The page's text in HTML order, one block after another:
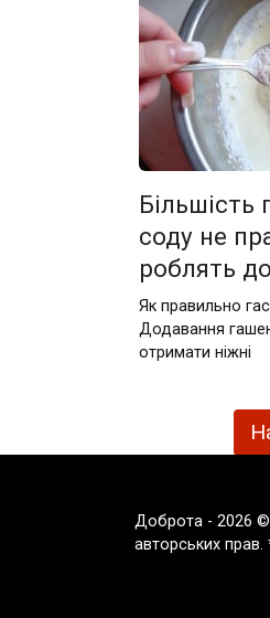
Більшість
соду не
роблять
Як правильно
Додавання
отримати ніжні
Доброта - 2026 ©
авторських прав.